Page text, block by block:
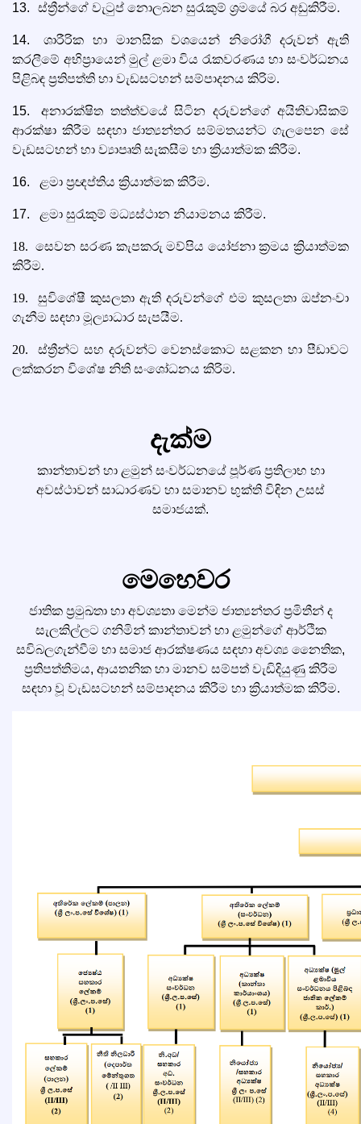
13. ස්ත්‍රීන්ගේ වැටුප් නොලබන සුරැකුම් ශ්‍රමයේ බර අඩුකිරීම.
14.
ශාරීරික හා මානසික වශයෙන් නි‍රෝගී දරුවන් ඇති
කරලීමේ අභිප්‍රායෙන් මුල් ළමා විය රැකවරණය හා සංවර්ධනය
පිළිබඳ ප්‍රතිපත්ති හා වැඩසටහන් සම්පාදනය කිරිම.
15.
අනාරක්ෂිත තත්ත්වයේ සිටින දරුවන්ගේ අයිතිවාසිකම්
ආරක්ෂා කිරීම සඳහා ජාත්‍යන්තර සම්මතයන්ට ගැලපෙන සේ
වැඩසටහන් හා ව්‍යාපෘති සැකසීම හා ක්‍රියාත්මක කිරීම.
16. ළමා ප්‍රඥප්තිය ක්‍රියාත්මක කිරීම.
17. ළමා සුරැකුම් මධ්‍යස්ථාන නියාමනය කිරීම.
18. සෙවන සරණ කැපකරු මව්පිය යෝජනා ක්‍රමය ක්‍රියාත්මක
කිරීම.
19.
සුවිශේෂී කුසලතා ඇති දරුවන්ගේ එම කුසලතා ඔප්නංවා
ගැනීම සඳහා මූල්‍යාධාර සැපයීම.
20. ස්ත්‍රීන්ට සහ දරුවන්ට වෙනස්කොට සළකන හා පීඩාවට
ලක්කරන විශේෂ නිති සංශෝධනය කිරිම.
දැක්ම
කාන්තාවන් හා ළමුන් සංවර්ධනයේ පූර්ණ ප්‍රතිලාභ හා
අවස්ථාවන් සාධාරණව හා සමානව භුක්ති විඳින උසස්
සමාජයක්.
මෙහෙවර
ජාතික ප්‍රමුඛතා හා අවශ්‍යතා මෙන්ම ජාත්‍යන්තර ප්‍රමිතීන් ද
සැලකිල්ලට ගනිමින් කාන්තාවන් හා ළමුන්ගේ ආර්ථික
සවිබලගැන්වීම හා සමාජ ආරක්ෂණය සඳහා අවශ්‍ය නෛතික,
ප්‍රතිපත්තිමය, ආයතනික හා මානව සම්පත් වැඩිදියුණු කිරීම
සඳහා වූ වැඩසටහන් සම්පාදනය කිරීම හා ක්‍රියාත්මක කිරීම.